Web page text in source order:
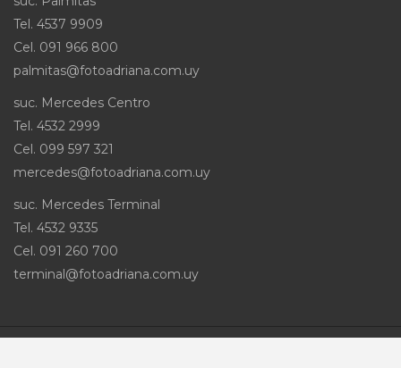
Tel. 4537 9909
Cel. 091 966 800
palmitas@fotoadriana.com.uy
suc. Mercedes Centro
Tel. 4532 2999
Cel. 099 597 321
mercedes@fotoadriana.com.uy
suc. Mercedes Terminal
Tel. 4532 9335
Cel. 091 260 700
terminal@fotoadriana.com.uy